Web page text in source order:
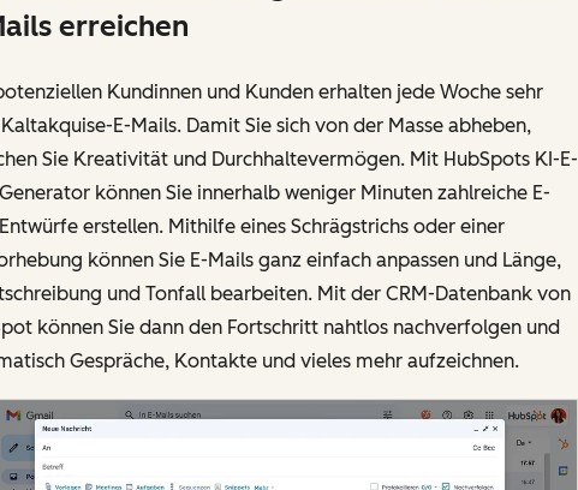
erreichen
Kundinnen und Kunden erhalten jede Woche sehr
E-Mails. Damit Sie sich von der Masse abheben,
Sie Kreativität und Durchhaltevermögen. Mit HubSpots KI-E-
können Sie innerhalb weniger Minuten zahlreiche E-
erstellen. Mithilfe eines Schrägstrichs oder einer
können Sie E-Mails ganz einfach anpassen und Länge,
und Tonfall bearbeiten. Mit der CRM-Datenbank von
können Sie dann den Fortschritt nahtlos nachverfolgen und
Gespräche, Kontakte und vieles mehr aufzeichnen.